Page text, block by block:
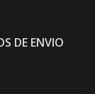
DE ENVIO